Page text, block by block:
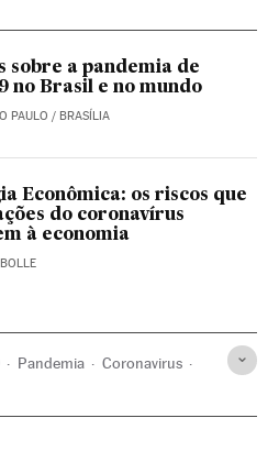
sobre a pandemia de
no Brasil e no mundo
PAULO / BRASÍLIA
Econômica: os riscos que
do coronavírus
à economia
Pandemia Coronavirus